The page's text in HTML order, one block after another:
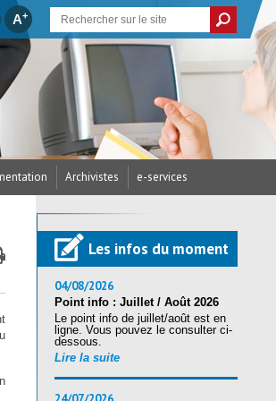
A+
du CDG
(CST)
Sociale
/ Examens
(Accès candidats)
au reclassement
/ RH
(CST)
(RSU) 2025
statutaire
et sécurité
Archivistes e-services
Les infos du moment
04/08/2026
Point info : Juillet / Août 2026
Le point info de juillet/août est en
ligne. Vous pouvez le consulter ci-
dessous.
Lire la suite